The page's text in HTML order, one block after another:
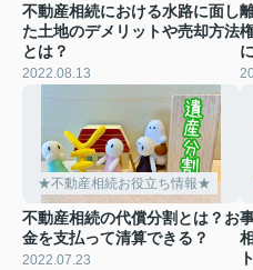
不動産相続における水路に面し
た土地のデメリットや売却方法
とは？
2022.08.13
★不動産相続お役立ち情報★
不動産相続の代償分割とは？お
金を支払って清算できる？
2022.07.23